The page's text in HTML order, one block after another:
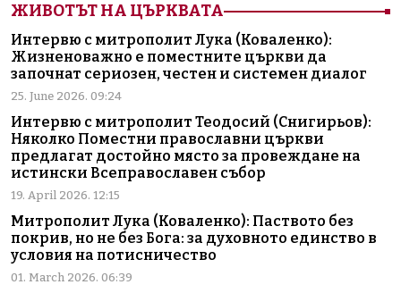
ЖИВОТЪТ НА ЦЪРКВАТА
Интервю с митрополит Лука (Коваленко):
Жизненоважно е поместните църкви да
започнат сериозен, честен и системен диалог
25. June 2026. 09:24
Интервю с митрополит Теодосий (Снигирьов):
Няколко Поместни православни църкви
предлагат достойно място за провеждане на
истински Всеправославен събор
19. April 2026. 12:15
Митрополит Лука (Коваленко): Паството без
покрив, но не без Бога: за духовното единство в
условия на потисничество
01. March 2026. 06:39